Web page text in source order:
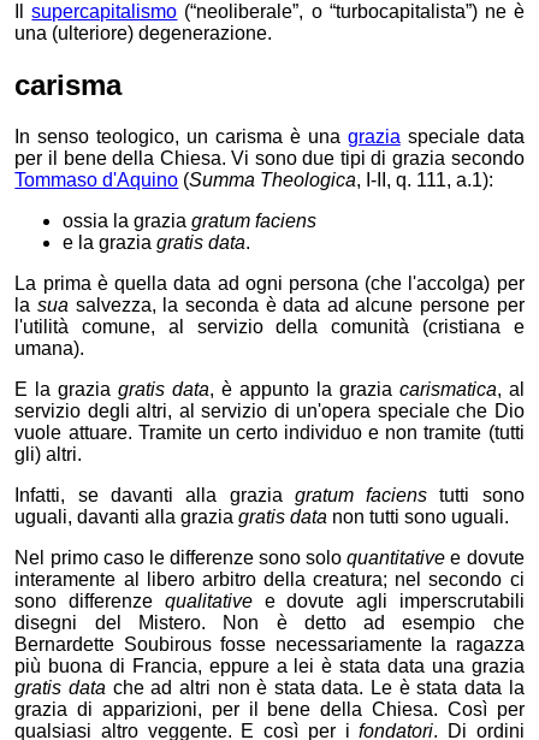
Ilsupercapitalismo (“neoliberale”, o “turbocapitalista”) ne è
una (ulteriore) degenerazione.
carisma
In senso teologico, un carisma è una grazia speciale data
per il bene della Chiesa. Vi sono due tipi di grazia secondo
Tommaso d'Aquino (Summa Theologica, I-II, q. 111, a.1):
ossia la graziagratum faciens
e la graziagratis data.
La prima è quella data ad ogni persona (che l'accolga) per
lasua salvezza, la seconda è data ad alcune persone per
l'utilità comune, al servizio della comunità (cristiana e
umana).
E la graziagratis data, è appunto la grazia carismatica, al
servizio degli altri, al servizio di un'opera speciale che Dio
vuole attuare. Tramite un certo individuo e non tramite (tutti
gli) altri.
Infatti, se davanti alla grazia gratum faciens tutti sono
uguali,davanti alla graziagratis data non tutti sono uguali.
Nel primo caso le differenze sono soloquantitative e dovute
interamente al libero arbitro della creatura; nel secondo ci
sono differenze qualitativee dovute agli imperscrutabili
disegni del Mistero. Non è detto ad esempio che
Bernardette Soubirous fosse necessariamente la ragazza
più buona di Francia, eppure a lei è stata data una grazia
gratis data che ad altri non è stata data. Le è stata data la
grazia di apparizioni, per il bene della Chiesa. Così per
qualsiasi altro veggente. E così per ifondatori. Di ordini